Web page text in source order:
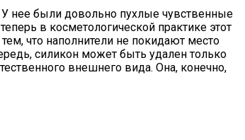
У нее были довольно пухлые чувственные
в косметологической практике этот
что наполнители не покидают место
силикон может быть удален только
внешнего вида. Она, конечно,